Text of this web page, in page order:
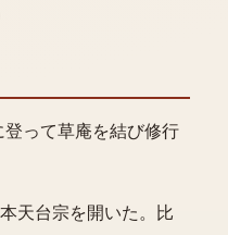
って草庵を結び修行
天台宗を開いた。比